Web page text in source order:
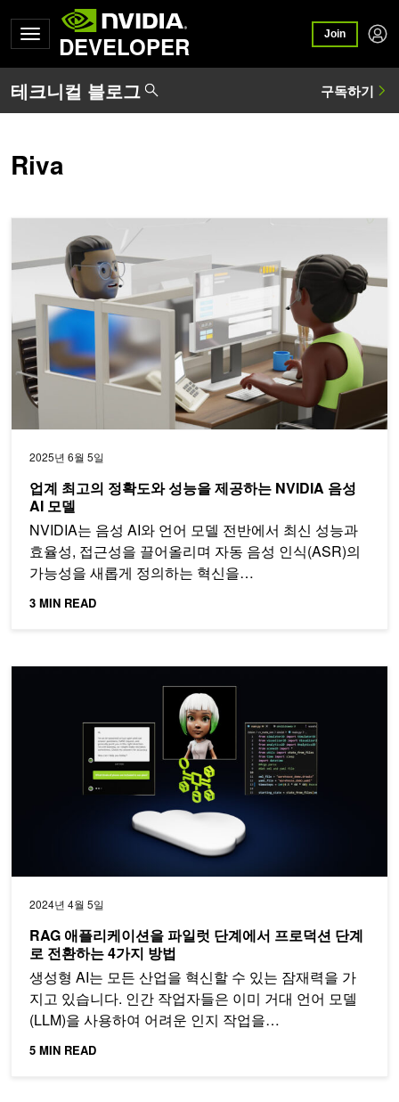
DEVELOPER Join
Riva
2025년 6월 5일
업계 최고의 정확도와 성능을 제공하는 NVIDIA 음성
AI 모델
NVIDIA는 음성 AI와 언어 모델 전반에서 최신 성능과
효율성, 접근성을 끌어올리며 자동 음성 인식(ASR)의
가능성을 새롭게 정의하는 혁신을…
3 MIN READ
2024년 4월 5일
RAG 애플리케이션을 파일럿 단계에서 프로덕션 단계
로 전환하는 4가지 방법
생성형 AI는 모든 산업을 혁신할 수 있는 잠재력을 가
지고 있습니다. 인간 작업자들은 이미 거대 언어 모델
(LLM)을 사용하여 어려운 인지 작업을…
5 MIN READ
RAG 애플리케이션을 파일럿 단계에서 프로덕션 단계로 전환하는